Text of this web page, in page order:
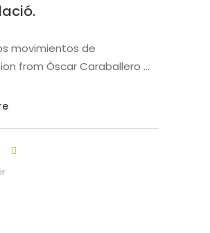
movimientos de
from Óscar Caraballero